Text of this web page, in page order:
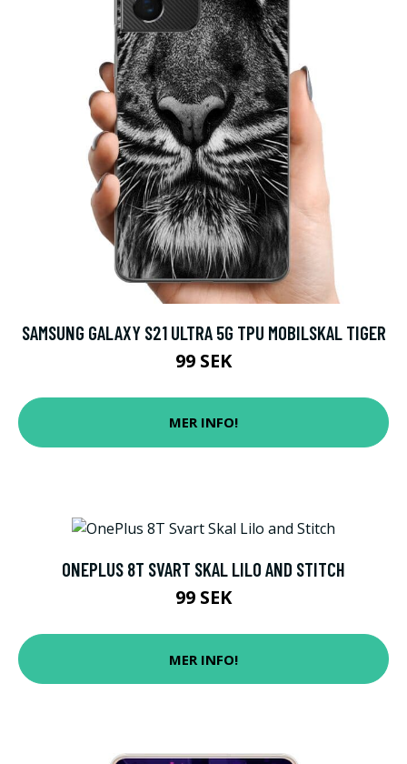
SAMSUNG GALAXY S21 ULTRA 5G TPU MOBILSKAL TIGER
99 SEK
MER INFO!
ONEPLUS 8T SVART SKAL LILO AND STITCH
99 SEK
MER INFO!